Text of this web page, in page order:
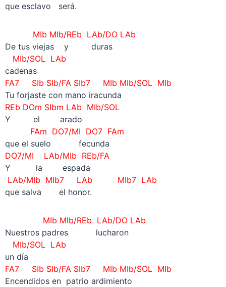
que esclavo será.
MIb MIb/REb LAb/DO LAb
De tus viejas y duras
MIb/SOL LAb
cadenas
FA7 SIb SIb/FA SIb7 MIb MIb/SOL MIb
Tu forjaste con mano iracunda
REb DOm SIbm LAb MIb/SOL
Y el arado
FAm DO7/MI DO7 FAm
que el suelo fecunda
DO7/MI LAb/MIb REb/FA
Y la espada
LAb/MIb MIb7 LAb MIb7 LAb
que salva el honor.
MIb MIb/REb LAb/DO LAb
Nuestros padres lucharon
MIb/SOL LAb
un día
FA7 SIb SIb/FA SIb7 MIb MIb/SOL MIb
Encendidos en patrio ardimiento